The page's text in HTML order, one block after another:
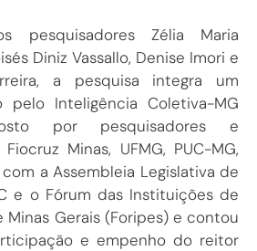
pesquisadores Zélia Maria
Diniz Vassallo, Denise Imori e
a pesquisa integra um
pelo Inteligência Coletiva-MG
por pesquisadores e
Minas, UFMG, PUC-MG,
a Assembleia Legislativa de
e o Fórum das Instituições de
Minas Gerais (Foripes) e contou
e empenho do reitor